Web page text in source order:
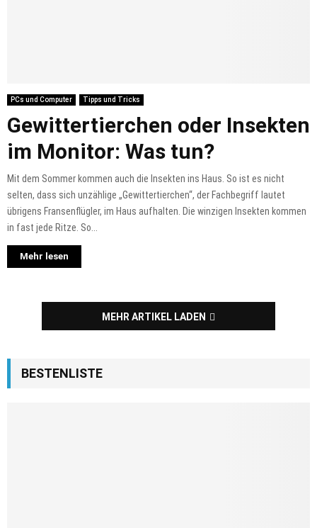
PCs und Computer Tipps und Tricks
Gewittertierchen oder Insekten
im Monitor: Was tun?
Mit dem Sommer kommen auch die Insekten ins Haus. So ist es nicht
selten, dass sich unzählige „Gewittertierchen“, der Fachbegriff lautet
übrigens Fransenflügler, im Haus aufhalten. Die winzigen Insekten kommen
in fast jede Ritze. So...
Mehr lesen
MEHR ARTIKEL LADEN
BESTENLISTE